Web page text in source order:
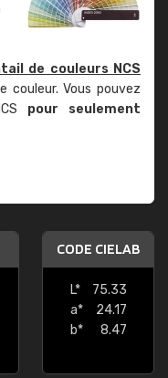
de couleurs NCS
couleur. Vous pouvez
pour seulement
CODE CIELAB
L*
75.33
a*
24.17
b*
8.47